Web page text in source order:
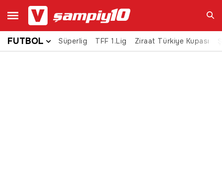
Ara
FUTBOL Süperlig TFF 1.Lig Ziraat Türkiye Kupası